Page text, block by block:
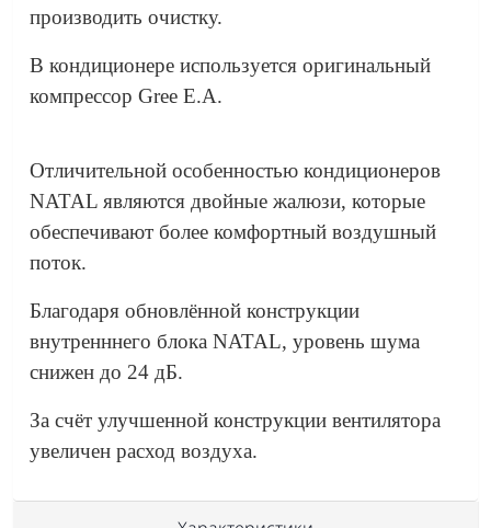
производить очистку.
В кондиционере используется оригинальный
компрессор Gree E.A.
Отличительной особенностью кондиционеров
NATAL являются двойные жалюзи, которые
обеспечивают более комфортный воздушный
поток.
Благодаря обновлённой конструкции
внутренннего блока NATAL, уровень шума
снижен до 24 дБ.
За счёт улучшенной конструкции вентилятора
увеличен расход воздуха.